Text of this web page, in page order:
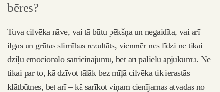
bēres?
Tuva cilvēka nāve, vai tā būtu pēkšņa un negaidīta, vai arī
ilgas un grūtas slimības rezultāts, vienmēr nes līdzi ne tikai
dziļu emocionālo satricinājumu, bet arī palielu apjukumu. Ne
tikai par to, kā dzīvot tālāk bez mīļā cilvēka tik ierastās
klātbūtnes, bet arī – kā sarīkot viņam cienījamas atvadas no